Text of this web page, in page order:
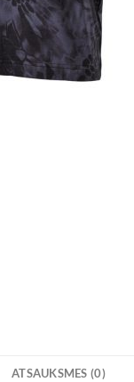
ATSAUKSMES (0)